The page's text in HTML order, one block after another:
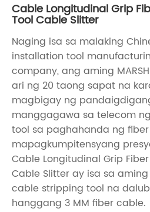
Cable Longitudinal Grip
Tool Cable Slitter
Naging isa sa malaking
installation tool
company, ang aming
ari ng 20 taong sapat na
magbigay ng
manggagawa sa telecom
tool sa paghahanda ng
mapagkumpitensyang
Cable Longitudinal Grip
Cable Slitter ay isa sa
cable stripping tool na
hanggang 3 MM fiber cable.